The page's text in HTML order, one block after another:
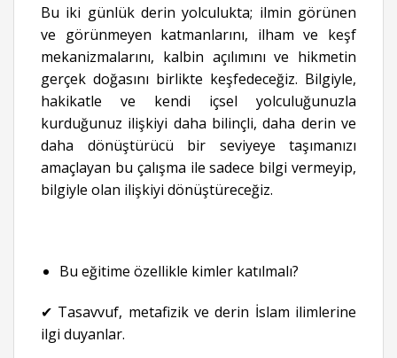
Bu iki günlük derin yolculukta; ilmin görünen
ve görünmeyen katmanlarını, ilham ve keşf
mekanizmalarını, kalbin açılımını ve hikmetin
gerçek doğasını birlikte keşfedeceğiz. Bilgiyle,
hakikatle ve kendi içsel yolculuğunuzla
kurduğunuz ilişkiyi daha bilinçli, daha derin ve
daha dönüştürücü bir seviyeye taşımanızı
amaçlayan bu çalışma ile sadece bilgi vermeyip,
bilgiyle olan ilişkiyi dönüştüreceğiz.
Bu eğitime özellikle kimler katılmalı?
✔ Tasavvuf, metafizik ve derin İslam ilimlerine
ilgi duyanlar.